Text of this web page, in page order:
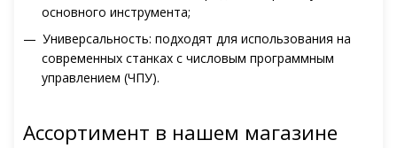
основного инструмента;
Универсальность: подходят для использования на
современных станках с числовым программным
управлением (ЧПУ).
Ассортимент в нашем магазине